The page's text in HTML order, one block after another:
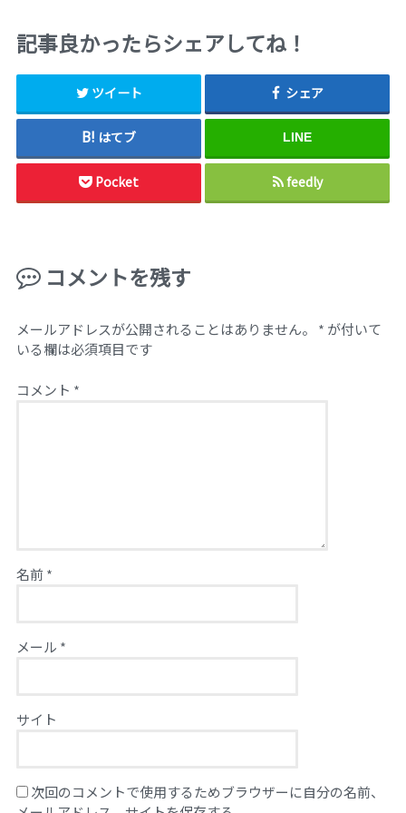
記事良かったらシェアしてね！
ツイート シェア
はてブ LINE
Pocket feedly
コメントを残す
メールアドレスが公開されることはありません。 * が付いて
いる欄は必須項目です
コメント *
名前*
メール *
サイト
次回のコメントで使用するためブラウザーに自分の名前、